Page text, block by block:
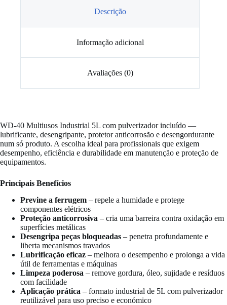
Descrição
Informação adicional
Avaliações (0)
WD-40 Multiusos Industrial 5L com pulverizador incluído —
lubrificante, desengripante, protetor anticorrosão e desengordurante
num só produto. A escolha ideal para profissionais que exigem
desempenho, eficiência e durabilidade em manutenção e proteção de
equipamentos.
Principais Benefícios
Previne a ferrugem – repele a humidade e protege
componentes elétricos
Proteção anticorrosiva – cria uma barreira contra oxidação em
superfícies metálicas
Desengripa peças bloqueadas – penetra profundamente e
liberta mecanismos travados
Lubrificação eficaz – melhora o desempenho e prolonga a vida
útil de ferramentas e máquinas
Limpeza poderosa – remove gordura, óleo, sujidade e resíduos
com facilidade
Aplicação prática – formato industrial de 5L com pulverizador
reutilizável para uso preciso e económico